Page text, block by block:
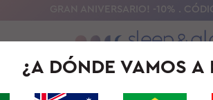
GRAN ANIVERSARIO! -10% .
¿A DÓNDE VAMOS A